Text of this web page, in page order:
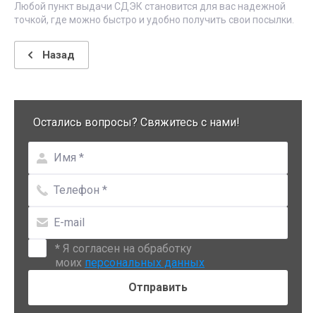
Любой пункт выдачи СДЭК становится для вас надежной
точкой, где можно быстро и удобно получить свои посылки.
Назад
Остались вопросы? Свяжитесь с нами!
* Я согласен на обработку
моих персональных данных